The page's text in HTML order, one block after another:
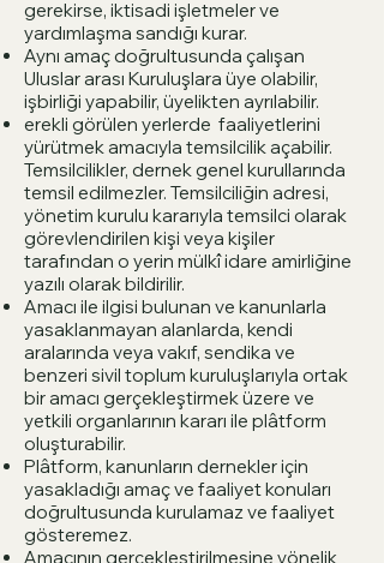
gerekirse, iktisadi işletmeler ve
yardımlaşma sandığı kurar.
Aynı amaç doğrultusunda çalışan
Uluslar arası Kuruluşlara üye olabilir,
işbirliği yapabilir, üyelikten ayrılabilir.
erekli görülen yerlerde faaliyetlerini
yürütmek amacıyla temsilcilik açabilir.
Temsilcilikler, dernek genel kurullarında
temsil edilmezler. Temsilciliğin adresi,
yönetim kurulu kararıyla temsilci olarak
görevlendirilen kişi veya kişiler
tarafından o yerin mülkî idare amirliğine
yazılı olarak bildirilir.
Amacı ile ilgisi bulunan ve kanunlarla
yasaklanmayan alanlarda, kendi
aralarında veya vakıf, sendika ve
benzeri sivil toplum kuruluşlarıyla ortak
bir amacı gerçekleştirmek üzere ve
yetkili organlarının kararı ile plâtform
oluşturabilir.
Plâtform, kanunların dernekler için
yasakladığı amaç ve faaliyet konuları
doğrultusunda kurulamaz ve faaliyet
gösteremez.
Amacının gerçekleştirilmesine yönelik